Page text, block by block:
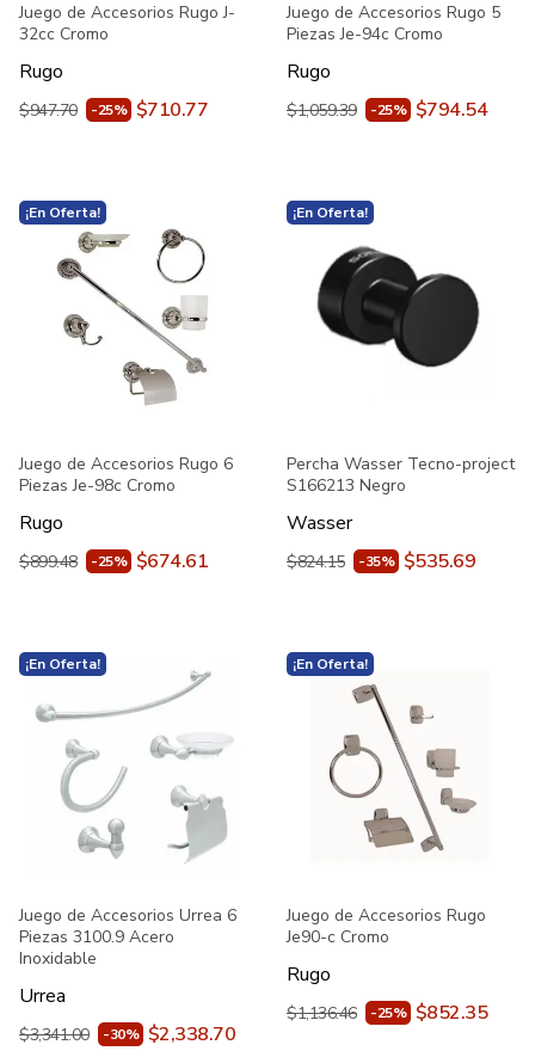
Juego de Accesorios Rugo J-
32cc Cromo
Rugo
$947.70 -25% $710.77
Juego de Accesorios Rugo 5
Piezas Je-94c Cromo
Rugo
$1,059.39 -25% $794.54
¡En Oferta!
Juego de Accesorios Rugo 6
Piezas Je-98c Cromo
Rugo
$899.48 -25% $674.61
¡En Oferta!
Percha Wasser Tecno-project
S166213 Negro
Wasser
$824.15 -35% $535.69
¡En Oferta!
Juego de Accesorios Urrea 6
Piezas 3100.9 Acero
Inoxidable
Urrea
$3,341.00 -30% $2,338.70
¡En Oferta!
Juego de Accesorios Rugo
Je90-c Cromo
Rugo
$1,136.46 -25% $852.35